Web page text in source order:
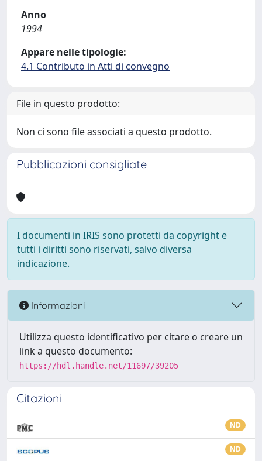
Anno
1994
Appare nelle tipologie:
4.1 Contributo in Atti di convegno
File in questo prodotto:
Non ci sono file associati a questo prodotto.
Pubblicazioni consigliate
I documenti in IRIS sono protetti da copyright e
tutti i diritti sono riservati, salvo diversa
indicazione.
Informazioni
Utilizza questo identificativo per citare o creare un
link a questo documento:
https://hdl.handle.net/11697/39205
Citazioni
ND
ND